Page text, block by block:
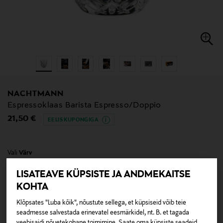
LISATEAVE KÜPSISTE JA ANDMEKAITSE
KOHTA
Klõpsates "Luba kõik", nõustute sellega, et küpsiseid võib teie
seadmesse salvestada erinevatel eesmärkidel, nt. B. et tagada
NACHTMANN
Espressoklaas Barista Espresso/Doppio
Original Price
21,50 € EELIS KUPONGIGA
Vali Värv